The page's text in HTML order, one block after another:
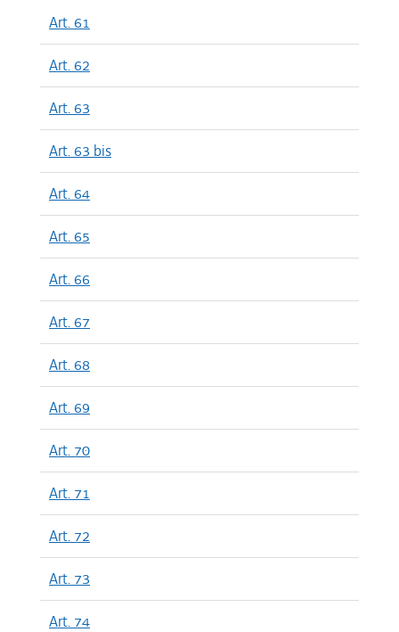
Art. 61
Art. 62
Art. 63
Art. 63 bis
Art. 64
Art. 65
Art. 66
Art. 67
Art. 68
Art. 69
Art. 70
Art. 71
Art. 72
Art. 73
Art. 74